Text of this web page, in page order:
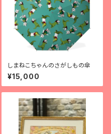
しまねこちゃんのさがしもの傘
¥15,000